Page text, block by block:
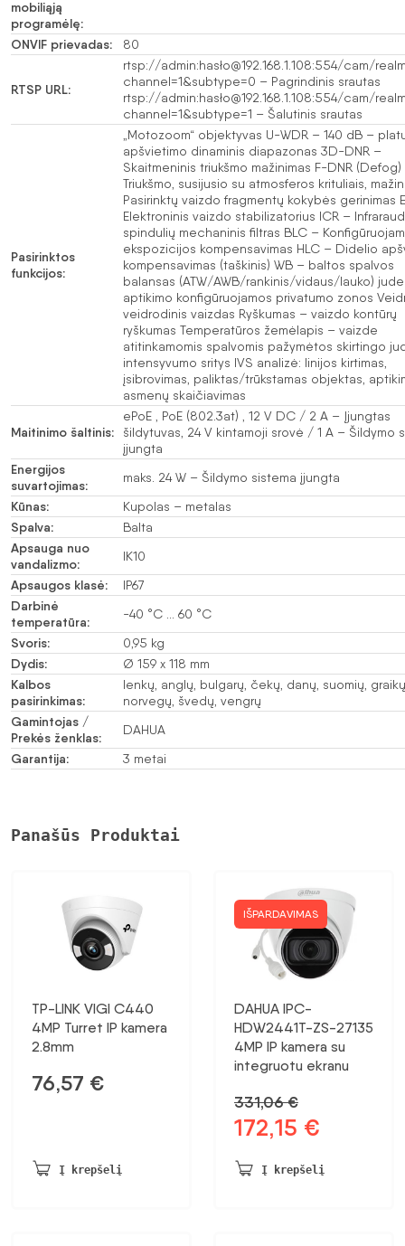
mobiliąją
programėlę:
ONVIF prievadas:
80
RTSP URL:
rtsp://admin:hasło@192.168.1.108:554/cam/
channel=1&subtype=0 – Pagrindinis srautas
rtsp://admin:hasło@192.168.1.108:554/cam/
channel=1&subtype=1 – Šalutinis srautas
Pasirinktos
funkcijos:
„Motozoom“ objektyvas U-WDR – 140 dB –
apšvietimo dinaminis diapazonas 3D-DNR –
Skaitmeninis triukšmo mažinimas F-DNR (Defog)
Triukšmo, susijusio su atmosferos krituliais,
Pasirinktų vaizdo fragmentų kokybės gerinimas
Elektroninis vaizdo stabilizatorius ICR –
spindulių mechaninis filtras BLC –
ekspozicijos kompensavimas HLC – Didelio
kompensavimas (taškinis) WB – baltos spalvos
balansas (ATW/AWB/rankinis/vidaus/lauko)
aptikimo konfigūruojamos privatumo zonos
veidrodinis vaizdas Ryškumas – vaizdo kontūrų
ryškumas Temperatūros žemėlapis – vaizde
atitinkamomis spalvomis pažymėtos skirtingo
intensyvumo sritys IVS analizė: linijos kirtimas,
įsibrovimas, paliktas/trūkstamas objektas,
asmenų skaičiavimas
Maitinimo šaltinis:
ePoE , PoE (802.3at) , 12 V DC / 2 A – Įjungtas
šildytuvas, 24 V kintamoji srovė / 1 A – Šildymo
įjungta
Energijos
suvartojimas:
maks. 24 W – Šildymo sistema įjungta
Kūnas: Kupolas – metalas
Spalva: Balta
Apsauga nuo
vandalizmo:
IK10
Apsaugos klasė: IP67
Darbinė
temperatūra:
-40 °C … 60 °C
Svoris: 0,95 kg
Dydis: Ø 159 x 118 mm
Kalbos
pasirinkimas:
lenkų, anglų, bulgarų, čekų, danų, suomių,
norvegų, švedų, vengrų
Gamintojas /
Prekės ženklas:
DAHUA
Garantija: 3 metai
Panašūs Produktai
TP-LINK VIGI C440
4MP Turret IP kamera
2.8mm
76,57 €
Į krepšelį
IŠPARDAVIMAS
DAHUA IPC-
HDW2441T-ZS-27135
4MP IP kamera su
integruotu ekranu
331,06€
Pradinė
buvo:
172,15 €
172,15 €.
Į krepšelį